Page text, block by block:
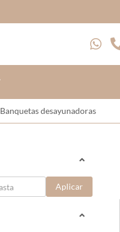
Banquetas desayunadoras
Aplicar